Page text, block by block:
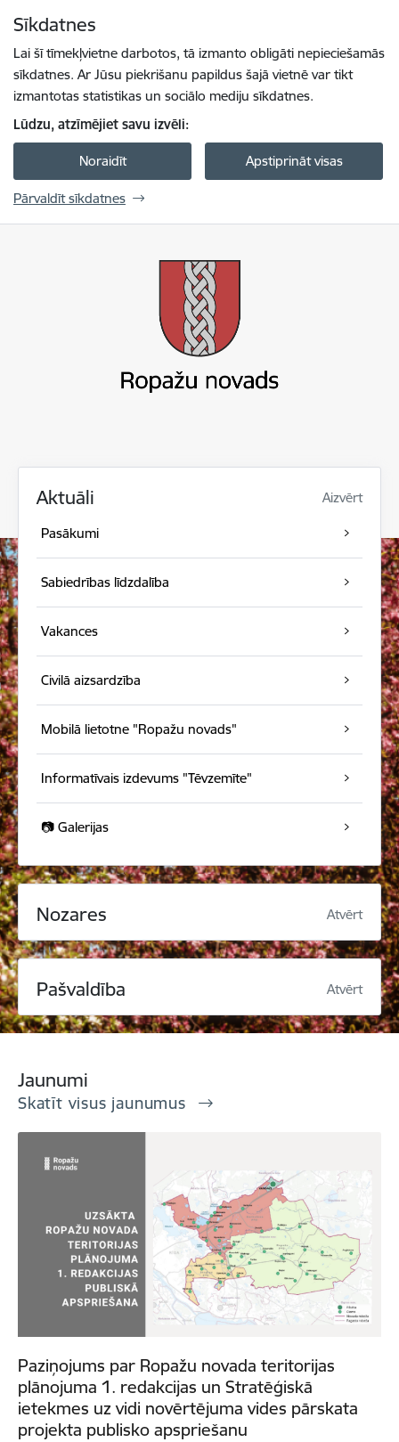
Sīkdatnes
Lai šī tīmekļvietne darbotos, tā izmanto obligāti nepieciešamās
sīkdatnes. Ar Jūsu piekrišanu papildus šajā vietnē var tikt
izmantotas statistikas un sociālo mediju sīkdatnes.
Lūdzu, atzīmējiet savu izvēli:
Noraidīt Apstiprināt visas
Pārvaldīt sīkdatnes
Aktuāli Aizvērt
Pasākumi
Sabiedrības līdzdalība
Vakances
Civilā aizsardzība
Mobilā lietotne "Ropažu novads"
Informatīvais izdevums "Tēvzemīte"
📷 Galerijas
Nozares Atvērt
Pašvaldība Atvērt
Jaunumi
Skatīt visus jaunumus
Paziņojums par Ropažu novada teritorijas
plānojuma 1. redakcijas un Stratēģiskā
ietekmes uz vidi novērtējuma vides pārskata
projekta publisko apspriešanu